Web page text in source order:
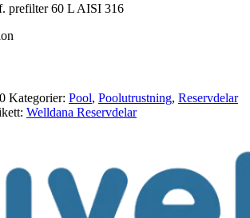
prefilter 60 L AISI 316
Kategorier: Pool, Poolutrustning, Reservdelar
Welldana Reservdelar